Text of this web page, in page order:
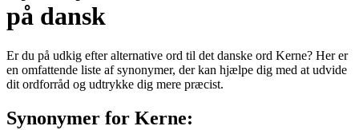
på dansk
Er du på udkig efter alternative ord til det danske ord Kerne? Her er
en omfattende liste af synonymer, der kan hjælpe dig med at udvide
dit ordforråd og udtrykke dig mere præcist.
Synonymer for Kerne: